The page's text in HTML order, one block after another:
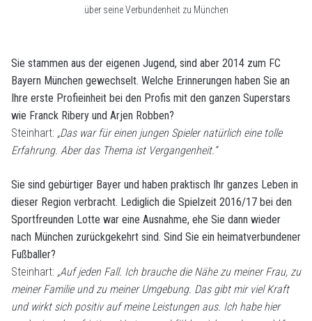
über seine Verbundenheit zu München
Sie stammen aus der eigenen Jugend, sind aber 2014 zum FC
Bayern München gewechselt. Welche Erinnerungen haben Sie an
Ihre erste Profieinheit bei den Profis mit den ganzen Superstars
wie Franck Ribery und Arjen Robben?
Steinhart: „Das war für einen jungen Spieler natürlich eine tolle
Erfahrung. Aber das Thema ist Vergangenheit.“
Sie sind gebürtiger Bayer und haben praktisch Ihr ganzes Leben in
dieser Region verbracht. Lediglich die Spielzeit 2016/17 bei den
Sportfreunden Lotte war eine Ausnahme, ehe Sie dann wieder
nach München zurückgekehrt sind. Sind Sie ein heimatverbundener
Fußballer?
Steinhart: „Auf jeden Fall. Ich brauche die Nähe zu meiner Frau, zu
meiner Familie und zu meiner Umgebung. Das gibt mir viel Kraft
und wirkt sich positiv auf meine Leistungen aus. Ich habe hier